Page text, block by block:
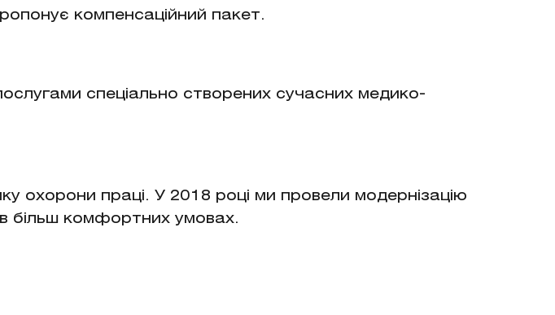
компенсаційний пакет.
спеціально створених сучасних медико-
охорони праці. У 2018 році ми провели модернізацію
більш комфортних умовах.